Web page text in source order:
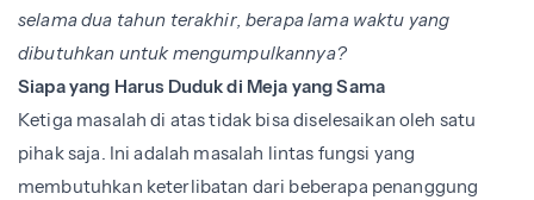
selama dua tahun terakhir, berapa lama waktu yang
dibutuhkan untuk mengumpulkannya?
Siapa yang Harus Duduk di Meja yang Sama
Ketiga masalah di atas tidak bisa diselesaikan oleh satu
pihak saja. Ini adalah masalah lintas fungsi yang
membutuhkan keterlibatan dari beberapa penanggung